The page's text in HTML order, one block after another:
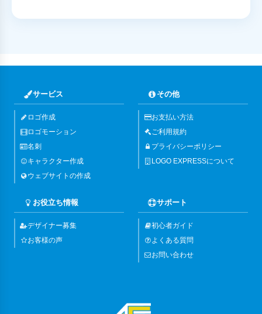
サービス
ロゴ作成
ロゴモーション
名刺
キャラクター作成
ウェブサイトの作成
その他
お支払い方法
ご利用規約
プライバシーポリシー
LOGO EXPRESSについて
お役立ち情報
デザイナー募集
お客様の声
サポート
初心者ガイド
よくある質問
お問い合わせ